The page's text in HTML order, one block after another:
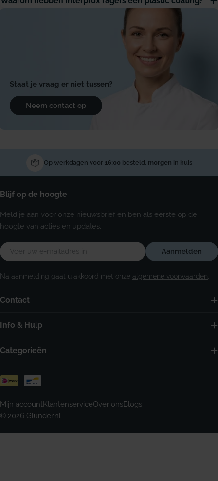
Staat je vraag er niet tussen?
Neem contact op
Op werkdagen voor 16:00 besteld, morgen in huis
Contact
Info & Hulp
Categorieën
Blijf op de hoogte
Meld je aan voor onze nieuwsbrief en ben als eerste op de
hoogte van acties en updates.
E-
mail
Aanmelden
Na aanmelding gaat u akkoord met onze algemene voorwaarden.
Betaalmethoden
© 2026 Glunder.nl
Mijn accountKlantenserviceOver onsBlogs